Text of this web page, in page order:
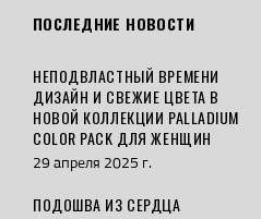
ПОСЛЕДНИЕ НОВОСТИ
НЕПОДВЛАСТНЫЙ ВРЕМЕНИ
ДИЗАЙН И СВЕЖИЕ ЦВЕТА В
НОВОЙ КОЛЛЕКЦИИ PALLADIUM
COLOR PACK ДЛЯ ЖЕНЩИН
29 апреля 2025 г.
ПОДОШВА ИЗ СЕРДЦА